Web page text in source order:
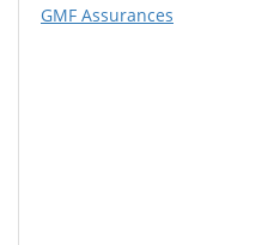
GMF Assurances